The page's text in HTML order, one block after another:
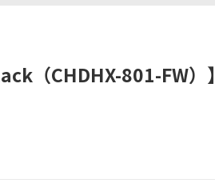
（CHDHX-801-FW